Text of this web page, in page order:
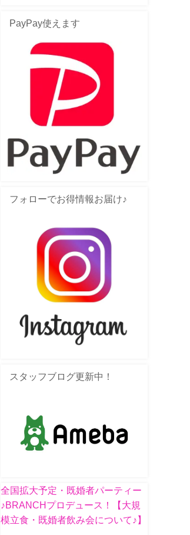
PayPay使えます
フォローでお得情報お届け♪
スタッフブログ更新中！
全国拡大予定・既婚者パーティー
♪BRANCHプロデュース！【大規
模立食・既婚者飲み会について♪】